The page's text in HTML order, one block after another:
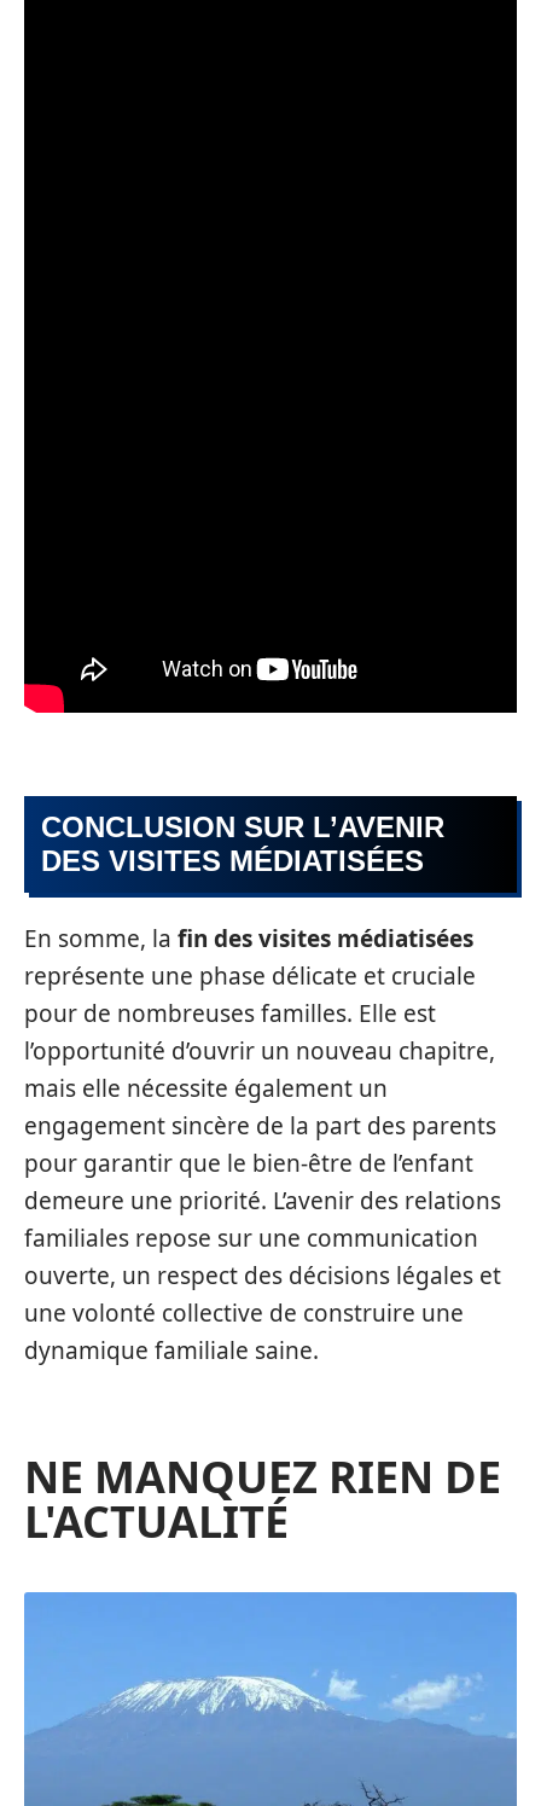
CONCLUSION SUR L’AVENIR
DES VISITES MÉDIATISÉES
En somme, la fin des visites médiatisées
représente une phase délicate et cruciale
pour de nombreuses familles. Elle est
l’opportunité d’ouvrir un nouveau chapitre,
mais elle nécessite également un
engagement sincère de la part des parents
pour garantir que le bien-être de l’enfant
demeure une priorité. L’avenir des relations
familiales repose sur une communication
ouverte, un respect des décisions légales et
une volonté collective de construire une
dynamique familiale saine.
NE MANQUEZ RIEN DE
L'ACTUALITÉ